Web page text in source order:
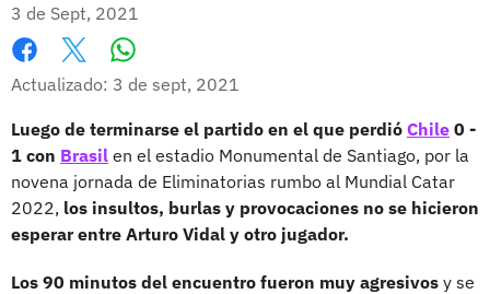
3 de Sept, 2021
Facebook
X
Actualizado: 3 de sept, 2021
Luego de terminarse el partido en el que perdió Chile 0 -
1 con Brasil en el estadio Monumental de Santiago, por la
novena jornada de Eliminatorias rumbo al Mundial Catar
2022, los insultos, burlas y provocaciones no se hicieron
esperar entre Arturo Vidal y otro jugador.
Los 90 minutos del encuentro fueron muy agresivos y se